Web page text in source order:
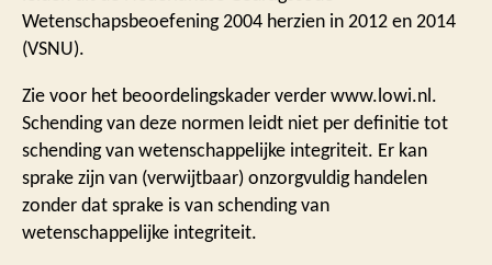
Wetenschapsbeoefening 2004 herzien in 2012 en 2014
(VSNU).
Zie voor het beoordelingskader verder www.lowi.nl.
Schending van deze normen leidt niet per definitie tot
schending van wetenschappelijke integriteit. Er kan
sprake zijn van (verwijtbaar) onzorgvuldig handelen
zonder dat sprake is van schending van
wetenschappelijke integriteit.